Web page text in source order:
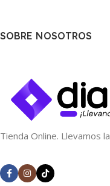
SOBRE NOSOTROS
Tienda Online. Llevamos